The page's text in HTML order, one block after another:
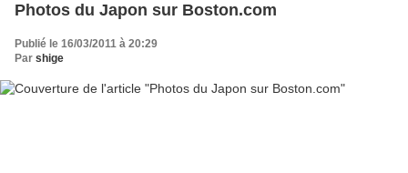
Photos du Japon sur Boston.com
Publié le 16/03/2011 à 20:29
Par shige